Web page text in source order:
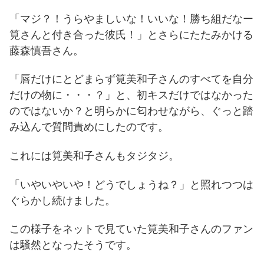
「マジ？！うらやましいな！いいな！勝ち組だなー
筧さんと付き合った彼氏！」とさらにたたみかける
藤森慎吾さん。
「唇だけにとどまらず筧美和子さんのすべてを自分
だけの物に・・・？」と、初キスだけではなかった
のではないか？と明らかに匂わせながら、ぐっと踏
み込んで質問責めにしたのです。
これには筧美和子さんもタジタジ。
「いやいやいや！どうでしょうね？」と照れつつは
ぐらかし続けました。
この様子をネットで見ていた筧美和子さんのファン
は騒然となったそうです。